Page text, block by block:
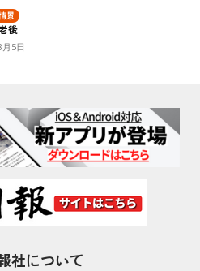
景
後
5日
社について